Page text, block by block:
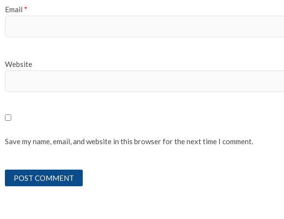
Email *
Website
Save my name, email, and website in this browser for the next time I comment.